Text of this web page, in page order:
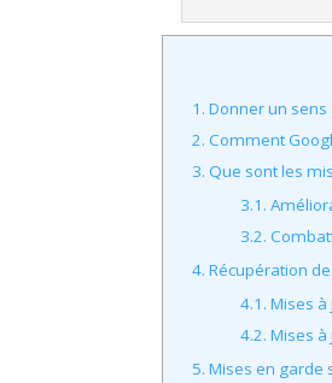
1. Donner un
2. Comment
3. Que sont les
3.1.
3.2.
4. Récupération
4.1. Mises à
4.2. Mises
5. Mises en garde